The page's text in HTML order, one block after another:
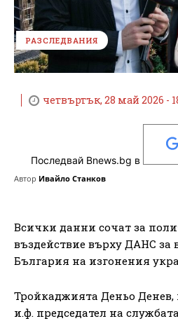
РАЗСЛЕДВАНИЯ
четвъртък, 28 май 2026 -
Последвай Bnews.bg в
Автор Ивайло Станков
Всички данни сочат за
въздействие върху ДАНС за
България на изгонения
Тройкаджията Деньо Денев,
и.ф. председател на